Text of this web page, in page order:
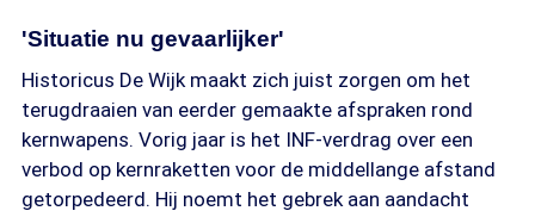
'Situatie nu gevaarlijker'
Historicus De Wijk maakt zich juist zorgen om het
terugdraaien van eerder gemaakte afspraken rond
kernwapens. Vorig jaar is het INF-verdrag over een
verbod op kernraketten voor de middellange afstand
getorpedeerd. Hij noemt het gebrek aan aandacht